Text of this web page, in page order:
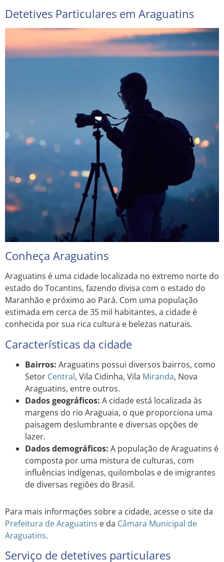
Detetives Particulares em Araguatins
Conheça Araguatins
Araguatins é uma cidade localizada no extremo norte do
estado do Tocantins, fazendo divisa com o estado do
Maranhão e próximo ao Pará. Com uma população
estimada em cerca de 35 mil habitantes, a cidade é
conhecida por sua rica cultura e belezas naturais.
Características da cidade
Bairros: Araguatins possui diversos bairros, como
Setor Central, Vila Cidinha, Vila Miranda, Nova
Araguatins, entre outros.
Dados geográficos: A cidade está localizada às
margens do rio Araguaia, o que proporciona uma
paisagem deslumbrante e diversas opções de
lazer.
Dados demográficos: A população de Araguatins é
composta por uma mistura de culturas, com
influências indígenas, quilombolas e de imigrantes
de diversas regiões do Brasil.
Para mais informações sobre a cidade, acesse o site da
Prefeitura de Araguatins e da Câmara Municipal de
Araguatins.
Serviço de detetives particulares